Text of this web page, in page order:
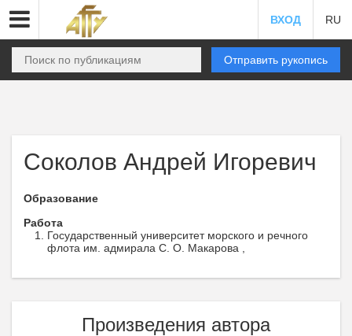
ВХОД RU
Отправить рукопись
Соколов Андрей Игоревич
Образование
Работа
Государственный университет морского и речного
флота им. адмирала С. О. Макарова ,
Произведения автора